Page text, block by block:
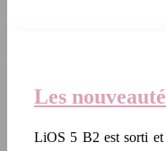
Les
LiOS 5 B2 est sorti et